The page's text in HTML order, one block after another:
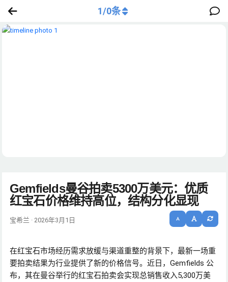
Gemfields曼谷拍卖5300万美元：优质
红宝石价格维持高位，结构分化显现
宝希兰 · 2026年3月1日
在红宝石市场经历需求放缓与渠道重整的背景下，最新一场重
要拍卖结果为行业提供了新的价格信号。近日，Gemfields 公
布，其在曼谷举行的红宝石拍卖会实现总销售收入5,300万美
1/0条